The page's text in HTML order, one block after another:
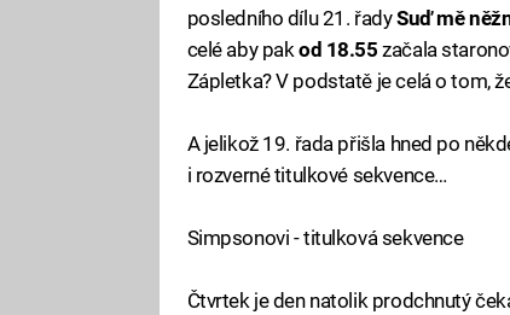
posledního dílu 21. řadySuď mě
celé aby pakod 18.55 začala
Zápletka? V podstatě je celá o tom,
A jelikož 19. řada přišla hned po
i rozverné titulkové sekvence…
Simpsonovi - titulková sekvence
Čtvrtek je den natolik prodchnutý